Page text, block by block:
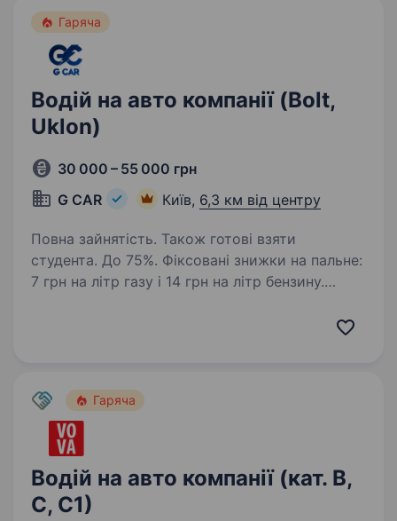
Гаряча
Водій на авто компанії (Bolt,
Uklon)
30 000 – 55 000 грн
G CAR
Київ, 6,3 км від центру
Повна зайнятість. Також готові взяти
студента. До 75%. Фіксовані знижки на пальне:
7 грн на літр газу і 14 грн на літр бензину.
Гаряча
Водій на авто компанії (кат. В,
С, С1)